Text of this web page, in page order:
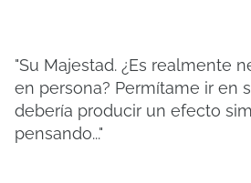
"Su Majestad. ¿Es realmente
en persona? Permítame ir en
debería producir un efecto
pensando..."